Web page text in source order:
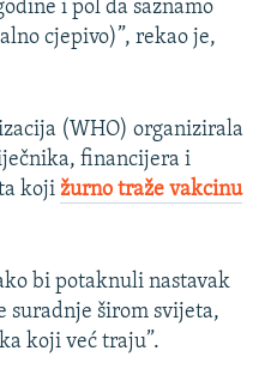
i pol da saznamo
cjepivo)”, rekao je,
(WHO) organizirala
financijera i
koji žurno traže vakcinu
bi potaknuli nastavak
suradnje širom svijeta,
koji već traju”.